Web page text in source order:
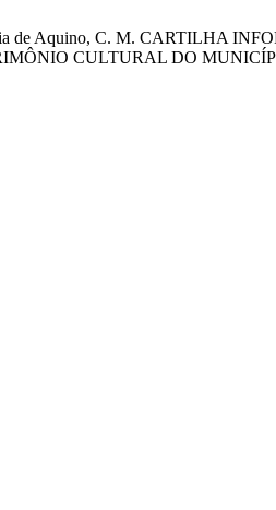
de Aquino, C. M. CARTILHA
CULTURAL DO